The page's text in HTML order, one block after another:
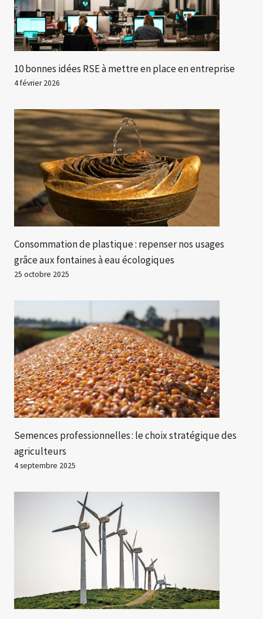
10 bonnes idées RSE à mettre en place en entreprise
4 février 2026
Consommation de plastique : repenser nos usages
grâce aux fontaines à eau écologiques
25 octobre 2025
Semences professionnelles : le choix stratégique des
agriculteurs
4 septembre 2025